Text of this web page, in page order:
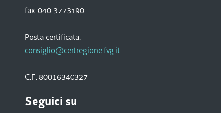
fax. 040 3773190
Posta certificata:
consiglio@certregione.fvg.it
C.F. 80016340327
Seguici su